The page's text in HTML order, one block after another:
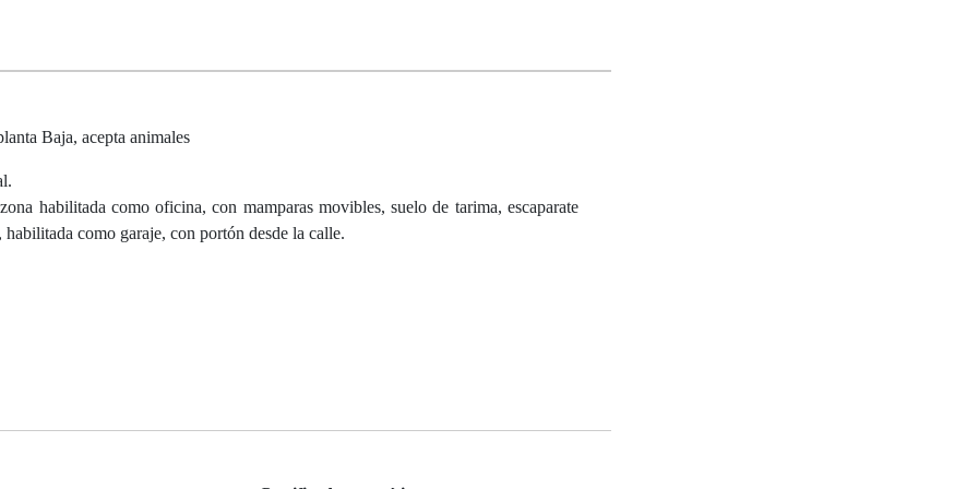
Baja, acepta animales
habilitada como oficina, con mamparas movibles, suelo de tarima, escaparate
como garaje, con portón desde la calle.